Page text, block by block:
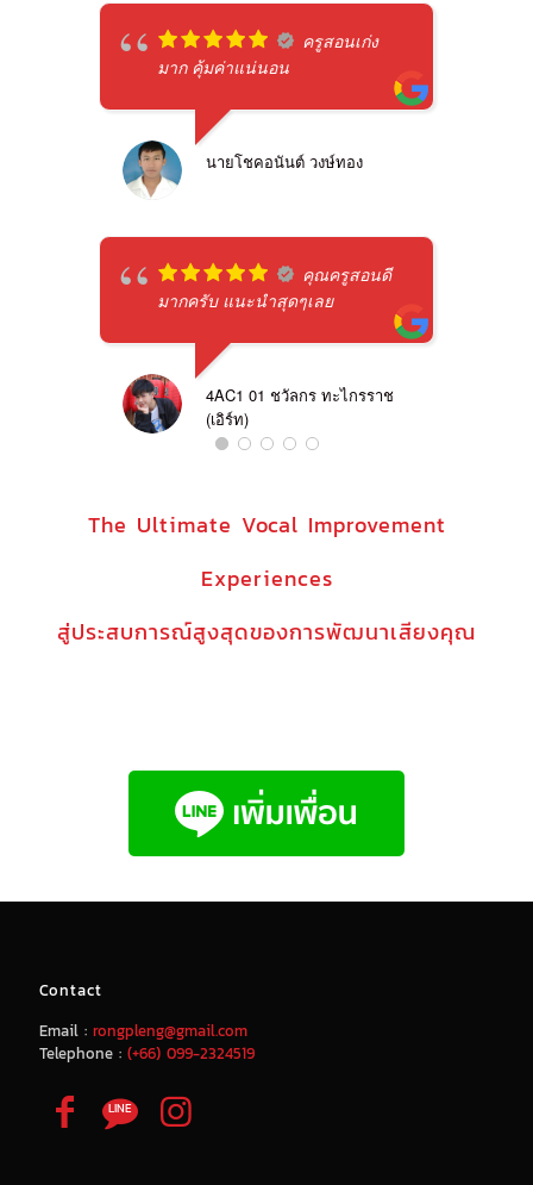
ครูสอนเก่ง
มาก คุ้มค่าแน่นอน
นายโชคอนันต์ วงษ์ทอง
คุณครูสอนดี
มากครับ แนะนำสุดๆเลย
4AC1 01 ชวัลกร ทะไกรราช
(เอิร์ท)
The Ultimate Vocal Improvement
Experiences
สู่ประสบการณ์สูงสุดของการพัฒนาเสียงคุณ
Contact
Email : rongpleng@gmail.com
Telephone : (+66) 099-2324519